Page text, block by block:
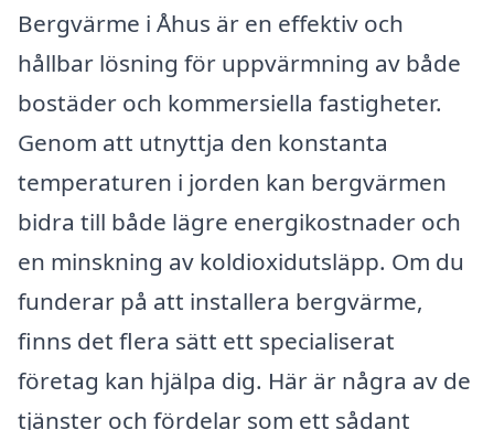
Bergvärme i Åhus är en effektiv och
hållbar lösning för uppvärmning av både
bostäder och kommersiella fastigheter.
Genom att utnyttja den konstanta
temperaturen i jorden kan bergvärmen
bidra till både lägre energikostnader och
en minskning av koldioxidutsläpp. Om du
funderar på att installera bergvärme,
finns det flera sätt ett specialiserat
företag kan hjälpa dig. Här är några av de
tjänster och fördelar som ett sådant